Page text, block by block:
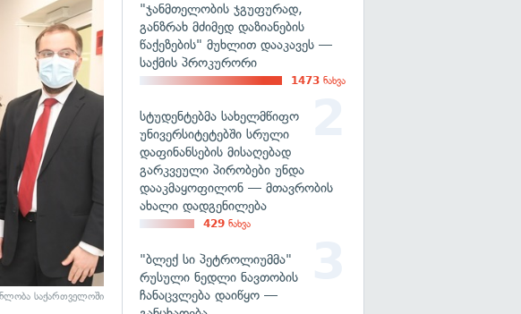
საქართველოში
"ჯანმთელობის ჯგუფურად,
განზრახ მძიმედ დაზიანების
წაქეზების" მუხლით დააკავეს —
საქმის პროკურორი
1473 ნახვა
სტუდენტებმა სახელმწიფო
უნივერსიტეტებში სრული
დაფინანსების მისაღებად
გარკვეული პირობები უნდა
დააკმაყოფილონ — მთავრობის
ახალი დადგენილება
429 ნახვა
"ბლექ სი პეტროლიუმმა"
რუსული ნედლი ნავთობის
ჩანაცვლება დაიწყო —